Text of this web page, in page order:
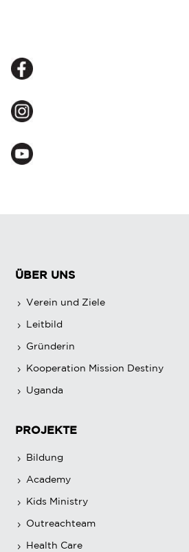
ÜBER UNS
Verein und Ziele
Leitbild
Gründerin
Kooperation Mission Destiny
Uganda
PROJEKTE
Bildung
Academy
Kids Ministry
Outreachteam
Health Care